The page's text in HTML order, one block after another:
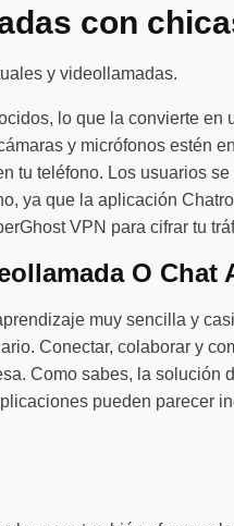
con
y videollamadas.
lo que la convierte
y micrófonos estén
teléfono. Los usuarios
ya que la aplicación
VPN para cifrar tu
O Chat
muy sencilla y
Conectar, colaborar y
Como sabes, la
pueden parecer